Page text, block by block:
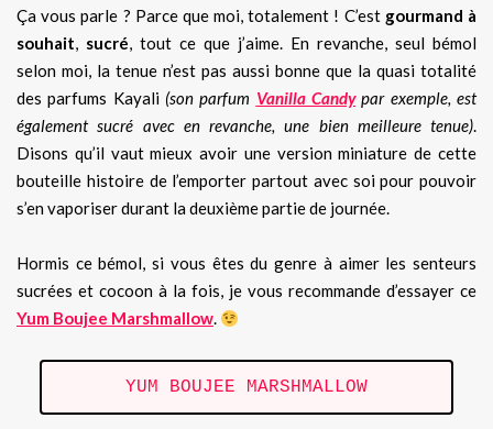
Ça vous parle ? Parce que moi, totalement ! C’est gourmand à
souhait, sucré, tout ce que j’aime. En revanche, seul bémol
selon moi, la tenue n’est pas aussi bonne que la quasi totalité
des parfums Kayali (son parfum Vanilla Candypar exemple, est
également sucré avec en revanche, une bien meilleure tenue).
Disons qu’il vaut mieux avoir une version miniature de cette
bouteille histoire de l’emporter partout avec soi pour pouvoir
s’en vaporiser durant la deuxième partie de journée.
Hormis ce bémol, si vous êtes du genre à aimer les senteurs
sucrées et cocoon à la fois, je vous recommande d’essayer ce
Yum Boujee Marshmallow.
YUM BOUJEE MARSHMALLOW